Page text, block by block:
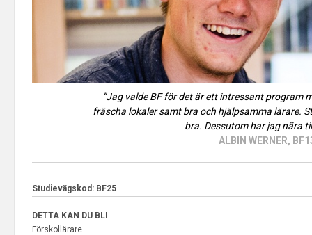
”Jag valde BF för det är ett intressant program
fräscha lokaler samt bra och hjälpsamma lärare.
bra. Dessutom har jag nära
ALBIN WERNER,
Studievägskod: BF25
DETTA KAN DU BLI
Förskollärare